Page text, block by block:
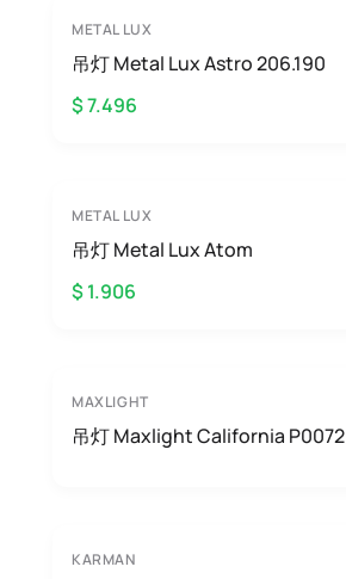
METAL LUX
吊灯 Metal Lux Astro 206.190
$ 7.496
METAL LUX
吊灯 Metal Lux Atom
$ 1.906
MAXLIGHT
吊灯 Maxlight California P0072
KARMAN